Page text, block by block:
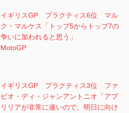
イギリスGP プラクティス6位 マル
ク・マルケス「トップ5からトップ7の
争いに加われると思う」
MotoGP
イギリスGP プラクティス3位 ファ
ビオ・ディ・ジャンアントニオ「アプ
リリアが非常に速いので、明日に向け